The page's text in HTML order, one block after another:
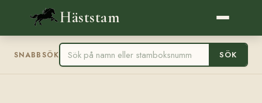
Häststam
SNABBSÖK SÖK